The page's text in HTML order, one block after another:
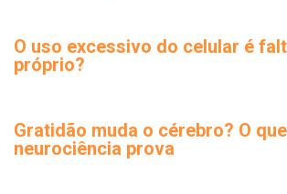
O uso excessivo do celular é
próprio?
Gratidão muda o cérebro? O
neurociência prova